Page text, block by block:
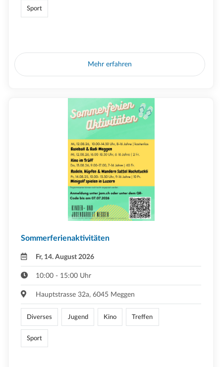
Sport
Mehr erfahren
Sommerferienaktivitäten
Fr, 14. August 2026
10:00 - 15:00 Uhr
Hauptstrasse 32a, 6045 Meggen
Diverses Jugend Kino Treffen
Sport